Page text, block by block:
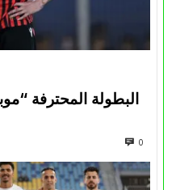
البطولة المحترفة
0